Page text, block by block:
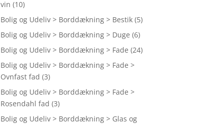
vin (10)
Bolig og Udeliv > Borddækning > Bestik (5)
Bolig og Udeliv > Borddækning > Duge (6)
Bolig og Udeliv > Borddækning > Fade (24)
Bolig og Udeliv > Borddækning > Fade >
Ovnfast fad (3)
Bolig og Udeliv > Borddækning > Fade >
Rosendahl fad (3)
Bolig og Udeliv > Borddækning > Glas og